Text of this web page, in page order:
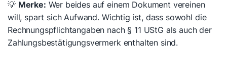
💡 Merke: Wer beides auf einem Dokument vereinen
will, spart sich Aufwand. Wichtig ist, dass sowohl die
Rechnungspflichtangaben nach § 11 UStG als auch der
Zahlungsbestätigungsvermerk enthalten sind.